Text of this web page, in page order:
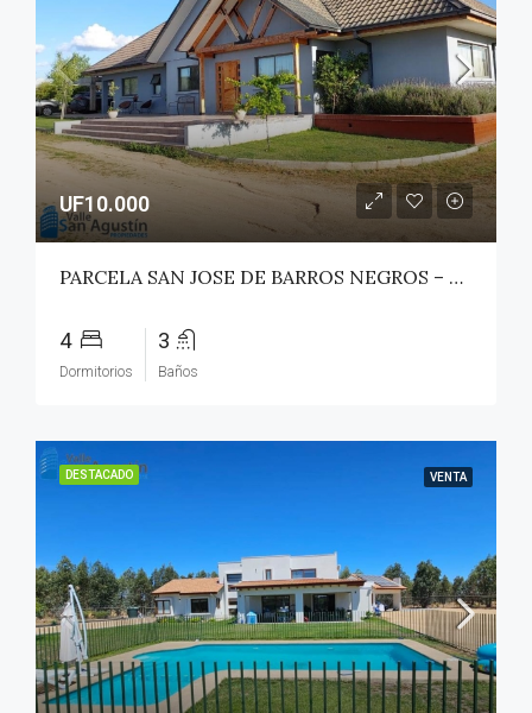
UF10.000
PARCELA SAN JOSE DE BARROS NEGROS – TALCA (MAULE NORTE)
4
Dormitorios
3
Baños
DESTACADO VENTA